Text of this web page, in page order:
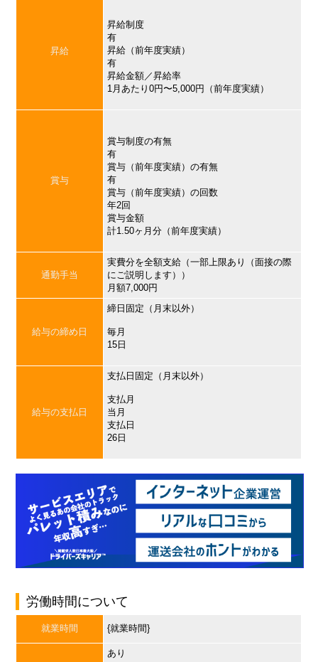
昇給
昇給制度
有
昇給（前年度実績）
有
昇給金額／昇給率
1月あたり0円〜5,000円（前年度実績）
賞与
賞与制度の有無
有
賞与（前年度実績）の有無
有
賞与（前年度実績）の回数
年2回
賞与金額
計1.50ヶ月分（前年度実績）
通勤手当
実費分を全額支給（一部上限あり（面接の際
にご説明します））
月額7,000円
給与の締め日
締日固定（月末以外）
毎月
15日
給与の支払日
支払日固定（月末以外）
支払月
当月
支払日
26日
労働時間について
就業時間 {就業時間}
あり